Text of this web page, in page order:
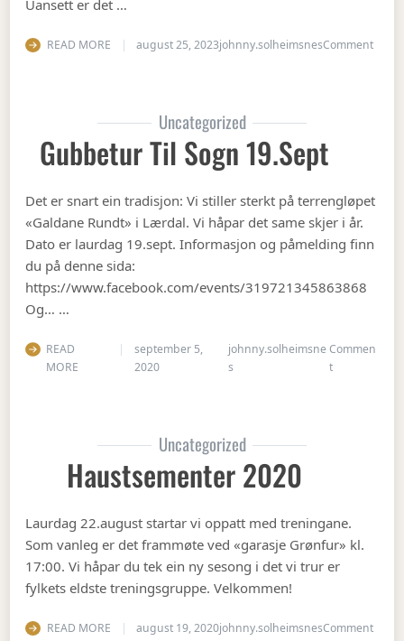
Uansett er det …
READ MORE august 25, 2023johnny.solheimsnesCommenton
Uncategorized
Gubbetur Til Sogn 19.sept
Det er snart ein tradisjon: Vi stiller sterkt på terrengløpet
«Galdane Rundt» i Lærdal. Vi håpar det same skjer i år.
Dato er laurdag 19.sept. Informasjon og påmelding finn
du på denne sida:
https://www.facebook.com/events/319721345863868
Og… …
READ
MORE
september 5,
2020
johnny.solheimsne
s
Commen
ton Gubbetur
Uncategorized
Haustsementer 2020
Laurdag 22.august startar vi oppatt med treningane.
Som vanleg er det frammøte ved «garasje Grønfur» kl.
17:00. Vi håpar du tek ein ny sesong i det vi trur er
fylkets eldste treningsgruppe. Velkommen!
READ MORE august 19, 2020johnny.solheimsnesCommenton